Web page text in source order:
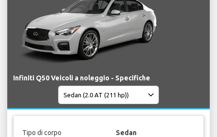
Infiniti Q50 Veicoli a noleggio - Specifiche
Tipo di corpo Sedan